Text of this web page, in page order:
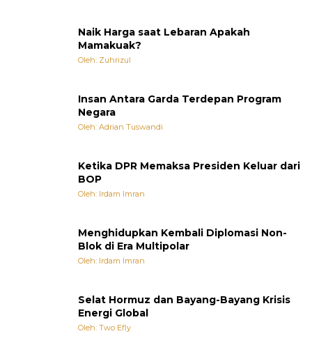
Naik Harga saat Lebaran Apakah
Mamakuak?
Oleh: Zuhrizul
Insan Antara Garda Terdepan Program
Negara
Oleh: Adrian Tuswandi
Ketika DPR Memaksa Presiden Keluar dari
BOP
Oleh: Irdam Imran
Menghidupkan Kembali Diplomasi Non-
Blok di Era Multipolar
Oleh: Irdam Imran
Selat Hormuz dan Bayang-Bayang Krisis
Energi Global
Oleh: Two Efly